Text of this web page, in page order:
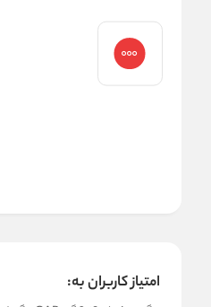
امتیاز کاربران به: